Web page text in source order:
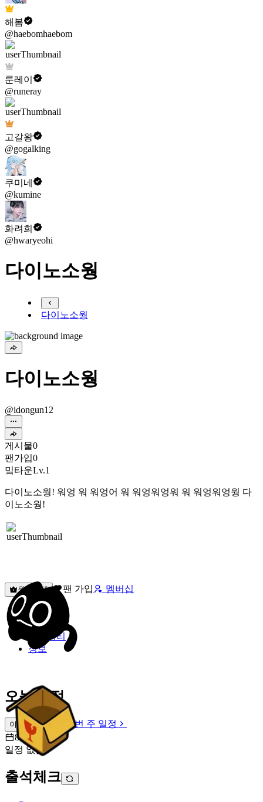
해봄
@haebomhaebom
룬레이
@runeray
고갈왕
@gogalking
쿠미네
@kumine
화려희
@hwaryeohi
다이노소웡
다이노소웡
다이노소웡
@idongun12
게시물0
팬가입0
밐타운Lv.1
다이노소웡! 워엉 워 워엉어 워 워엉워엉워 워 워엉워엉웡 다
이노소웡!
원픽선택 팬 가입 멤버십
밐타운
피드
커뮤니티
정보
오늘 일정
이번 주 일정
이번 주 일정
8월 9일 [일]
일정 없음
출석체크